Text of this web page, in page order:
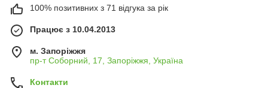
100% позитивних з 71 відгука за рік
Працює з 10.04.2013
м. Запоріжжя
пр-т Соборний, 17, Запоріжжя, Україна
Контакти